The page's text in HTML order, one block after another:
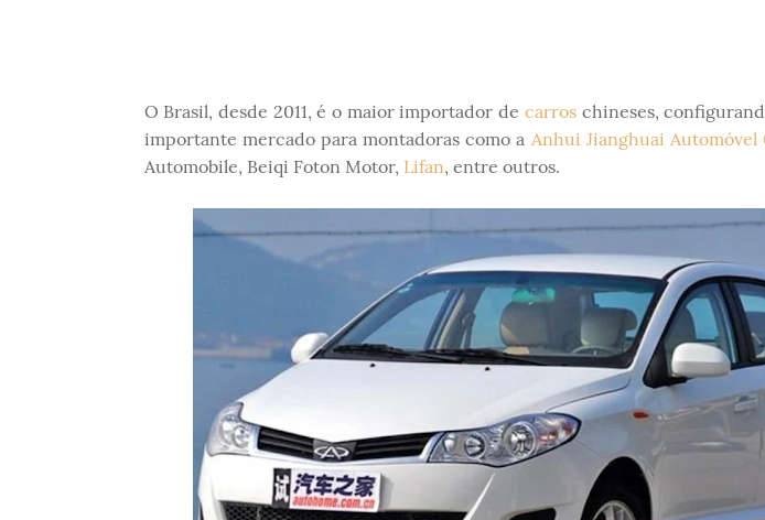
O Brasil, desde 2011, é o maior importador de carroschineses,
importante mercado para montadoras como a Anhui Jianghuai Automóvel
Automobile, Beiqi Foton Motor, Lifan, entre outros.